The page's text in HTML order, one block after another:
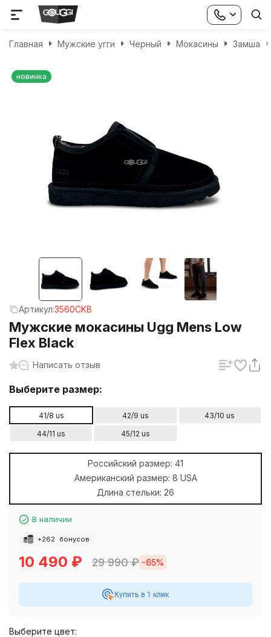
Главная Мужские угги Черный Мокасины Замша
новинка
Артикул:3560CKB
Мужские мокасины Ugg Mens Low
Flex Black
Написать отзыв
Выберите размер:
41/8 us 42/9 us
43/10 us
44/11 us
45/12 us
Российский размер: 41
Американский размер: 8 USA
Длина стельки: 26
В наличии
+262 бонусов
10 490 ₽ 29 990₽ -65%
Купить в 1 клик
Выберите цвет: